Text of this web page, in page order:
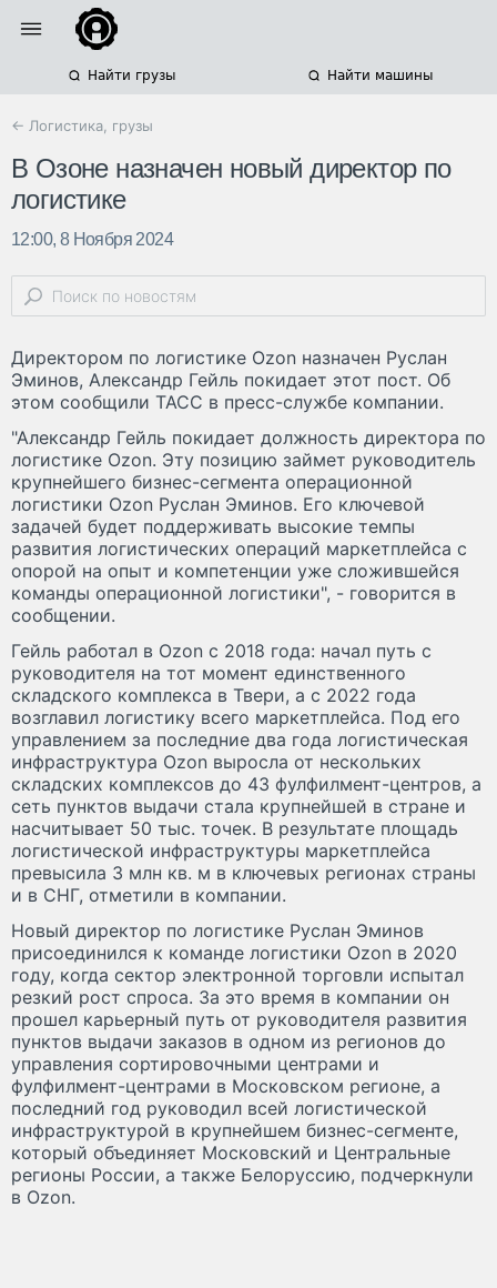
Найти грузы Найти машины
← Логистика, грузы
В Озоне назначен новый директор по
логистике
12:00, 8 Ноября 2024
Директором по логистике Ozon назначен Руслан
Эминов, Александр Гейль покидает этот пост. Об
этом сообщили ТАСС в пресс-службе компании.
"Александр Гейль покидает должность директора по
логистике Ozon. Эту позицию займет руководитель
крупнейшего бизнес-сегмента операционной
логистики Ozon Руслан Эминов. Его ключевой
задачей будет поддерживать высокие темпы
развития логистических операций маркетплейса с
опорой на опыт и компетенции уже сложившейся
команды операционной логистики", - говорится в
сообщении.
Гейль работал в Ozon с 2018 года: начал путь с
руководителя на тот момент единственного
складского комплекса в Твери, а с 2022 года
возглавил логистику всего маркетплейса. Под его
управлением за последние два года логистическая
инфраструктура Ozon выросла от нескольких
складских комплексов до 43 фулфилмент-центров, а
сеть пунктов выдачи стала крупнейшей в стране и
насчитывает 50 тыс. точек. В результате площадь
логистической инфраструктуры маркетплейса
превысила 3 млн кв. м в ключевых регионах страны
и в СНГ, отметили в компании.
Новый директор по логистике Руслан Эминов
присоединился к команде логистики Ozon в 2020
году, когда сектор электронной торговли испытал
резкий рост спроса. За это время в компании он
прошел карьерный путь от руководителя развития
пунктов выдачи заказов в одном из регионов до
управления сортировочными центрами и
фулфилмент-центрами в Московском регионе, а
последний год руководил всей логистической
инфраструктурой в крупнейшем бизнес-сегменте,
который объединяет Московский и Центральные
регионы России, а также Белоруссию, подчеркнули
в Ozon.